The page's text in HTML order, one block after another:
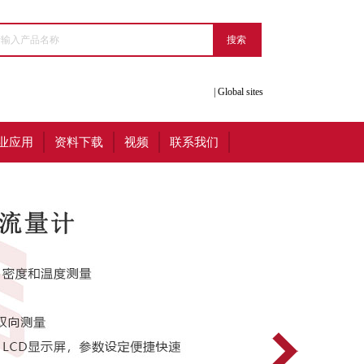
Global sites
应用 资料下载 视频 联系我们